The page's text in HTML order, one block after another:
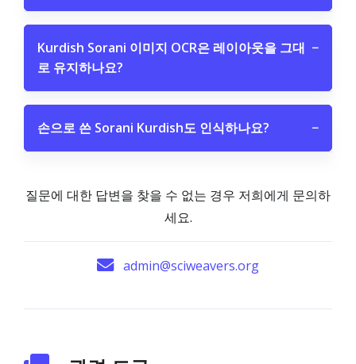
Kurdish Sorani 이미지 OCR은 레이아웃을 그대
로 유지하나요?
−
손으로 쓴 Sorani Kurdish도 인식하나요? −
질문에 대한 답변을 찾을 수 없는 경우 저희에게 문의하
세요.
admin@sciweavers.org